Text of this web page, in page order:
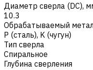
Диаметр сверла (DC),
10.3
Обрабатываемый
Р (сталь), K (чугун)
Тип сверла
Спиральное
Глубина сверления